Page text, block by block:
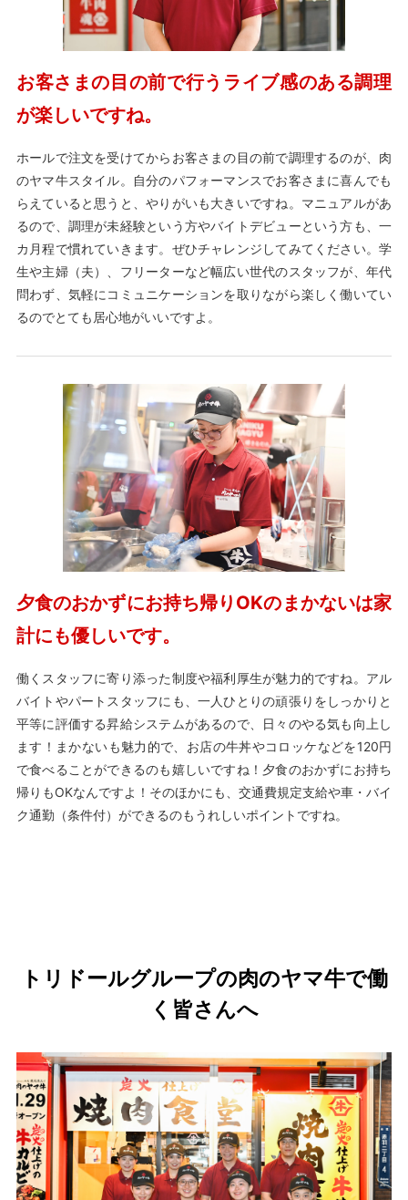
お客さまの目の前で行うライブ感のある調理
が楽しいですね。
ホールで注文を受けてからお客さまの目の前で調理するのが、肉
のヤマ牛スタイル。自分のパフォーマンスでお客さまに喜んでも
らえていると思うと、やりがいも大きいですね。マニュアルがあ
るので、調理が未経験という方やバイトデビューという方も、一
カ月程で慣れていきます。ぜひチャレンジしてみてください。学
生や主婦（夫）、フリーターなど幅広い世代のスタッフが、年代
問わず、気軽にコミュニケーションを取りながら楽しく働いてい
るのでとても居心地がいいですよ。
夕食のおかずにお持ち帰りOKのまかないは家
計にも優しいです。
働くスタッフに寄り添った制度や福利厚生が魅力的ですね。アル
バイトやパートスタッフにも、一人ひとりの頑張りをしっかりと
平等に評価する昇給システムがあるので、日々のやる気も向上し
ます！まかないも魅力的で、お店の牛丼やコロッケなどを120円
で食べることができるのも嬉しいですね！夕食のおかずにお持ち
帰りもOKなんですよ！そのほかにも、交通費規定支給や車・バイ
ク通勤（条件付）ができるのもうれしいポイントですね。
トリドールグループの肉のヤマ牛で働
く皆さんへ